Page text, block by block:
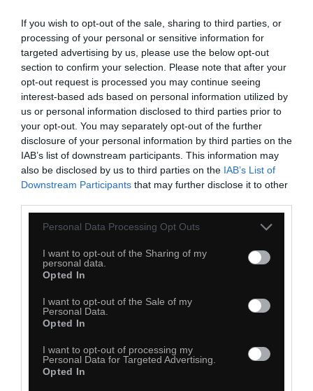
If you wish to opt-out of the sale, sharing to third parties, or
processing of your personal or sensitive information for
targeted advertising by us, please use the below opt-out
section to confirm your selection. Please note that after your
opt-out request is processed you may continue seeing
interest-based ads based on personal information utilized by
us or personal information disclosed to third parties prior to
your opt-out. You may separately opt-out of the further
disclosure of your personal information by third parties on the
IAB’s list of downstream participants. This information may
also be disclosed by us to third parties on the IAB’s List of
Downstream Participants that may further disclose it to other
Personal Data Processing Opt Outs
I want to opt-out of the Sharing of my
personal data.
Opted In
I want to opt-out of the Sale of my
Personal Data.
Opted In
I want to opt-out of processing my
Personal Data for Targeted Advertising.
Opted In
Kiedyś to były kreskówki